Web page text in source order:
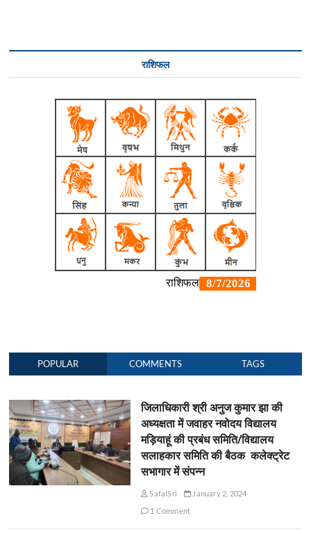
राशिफल
POPULAR COMMENTS TAGS
जिलाधिकारी श्री अनुज कुमार झा की
अध्यक्षता में जवाहर नवोदय विद्यालय
मड़ियाहूं की प्रबंध समिति/विद्यालय
सलाहकार समिति की बैठक कलेक्ट्रेट
सभागार में संपन्न
SafalSri
January 2, 2024
1 Comment